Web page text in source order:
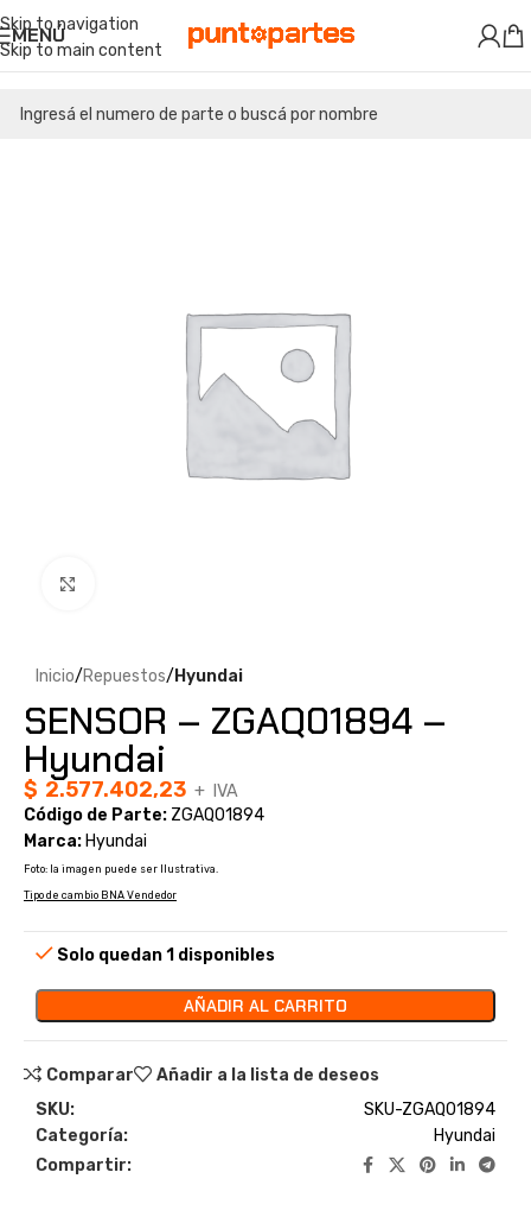
Skip to navigation
Skip to main content
MENÚ
Inicio Repuestos Hyundai
SENSOR – ZGAQ01894 –
Hyundai
$ 2.577.402,23 + IVA
Código de Parte: ZGAQ01894
Marca: Hyundai
Foto: la imagen puede ser Ilustrativa.
Tipo de cambio BNA Vendedor
Solo quedan 1 disponibles
AÑADIR AL CARRITO
Comparar
Añadir a la lista de deseos
SKU:
SKU-ZGAQ01894
Categoría:
Hyundai
Compartir: